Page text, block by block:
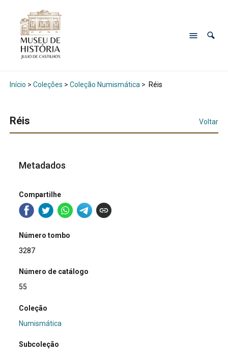
Início > Coleções > Coleção Numismática > Réis
Réis Voltar
Metadados
Compartilhe
Número tombo
3287
Número de catálogo
55
Coleção
Numismática
Subcoleção